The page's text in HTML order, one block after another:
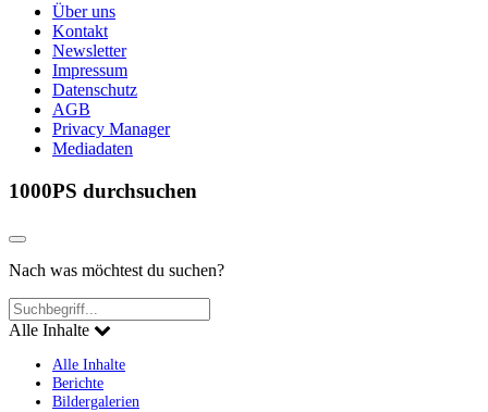
Über uns
Kontakt
Newsletter
Impressum
Datenschutz
AGB
Privacy Manager
Mediadaten
1000PS durchsuchen
Nach was möchtest du suchen?
Alle Inhalte
Alle Inhalte
Berichte
Bildergalerien